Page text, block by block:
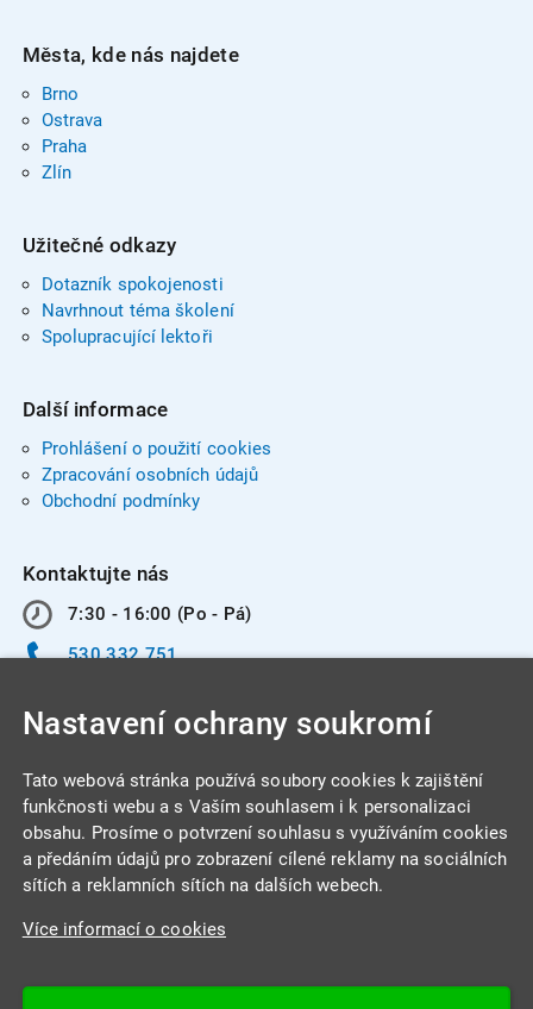
Města, kde nás najdete
Brno
Ostrava
Praha
Zlín
Užitečné odkazy
Dotazník spokojenosti
Navrhnout téma školení
Spolupracující lektoři
Další informace
Prohlášení o použití cookies
Zpracování osobních údajů
Obchodní podmínky
Kontaktujte nás
7:30 - 16:00 (Po - Pá)
530 332 751
INTEGRA CENTRUM s.r.o.
Jabloňová 662/7
Nastavení ochrany soukromí
Tato webová stránka používá soubory cookies k zajištění
funkčnosti webu a s Vaším souhlasem i k personalizaci
obsahu. Prosíme o potvrzení souhlasu s využíváním cookies
a předáním údajů pro zobrazení cílené reklamy na sociálních
sítích a reklamních sítích na dalších webech.
Více informací o cookies